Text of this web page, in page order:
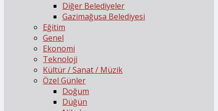
Diğer Belediyeler
Gazimağusa Belediyesi
Eğitim
Genel
Ekonomi
Teknoloji
Kültür / Sanat / Müzik
Özel Günler
Doğum
Düğün